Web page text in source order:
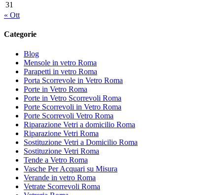
31
« Ott
Categorie
Blog
Mensole in vetro Roma
Parapetti in vetro Roma
Porta Scorrevole in Vetro Roma
Porte in Vetro Roma
Porte in Vetro Scorrevoli Roma
Porte Scorrevoli in Vetro Roma
Porte Scorrevoli Vetro Roma
Riparazione Vetri a domicilio Roma
Riparazione Vetri Roma
Sostituzione Vetri a Domicilio Roma
Sostituzione Vetri Roma
Tende a Vetro Roma
Vasche Per Acquari su Misura
Verande in vetro Roma
Vetrate Scorrevoli Roma